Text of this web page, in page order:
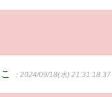
：2024/09/18(水) 21:31:18.37